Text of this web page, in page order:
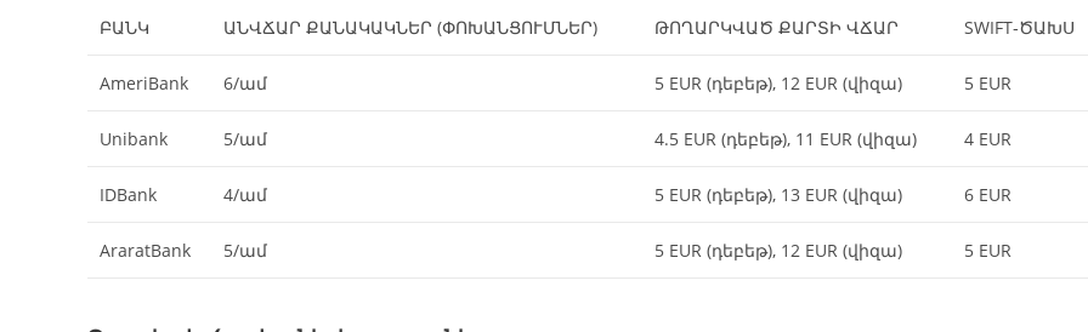
ԲԱՆԿ ԱՆՎՃԱՐ ՔԱՆԱԿԱԿՆԵՐ (ՓՈԽԱՆՑՈՒՄՆԵՐ) ԹՈՂԱՐԿՎԱԾ ՔԱՐՏԻ ՎՃԱՐ SWIFT‑ԾԱԽՍ
AmeriBank 6/ամ 5 EUR (դեբեթ), 12 EUR (վիզա) 5 EUR
Unibank 5/ամ 4.5 EUR (դեբեթ), 11 EUR (վիզա) 4 EUR
IDBank 4/ամ 5 EUR (դեբեթ), 13 EUR (վիզա) 6 EUR
AraratBank 5/ամ 5 EUR (դեբեթ), 12 EUR (վիզա) 5 EUR